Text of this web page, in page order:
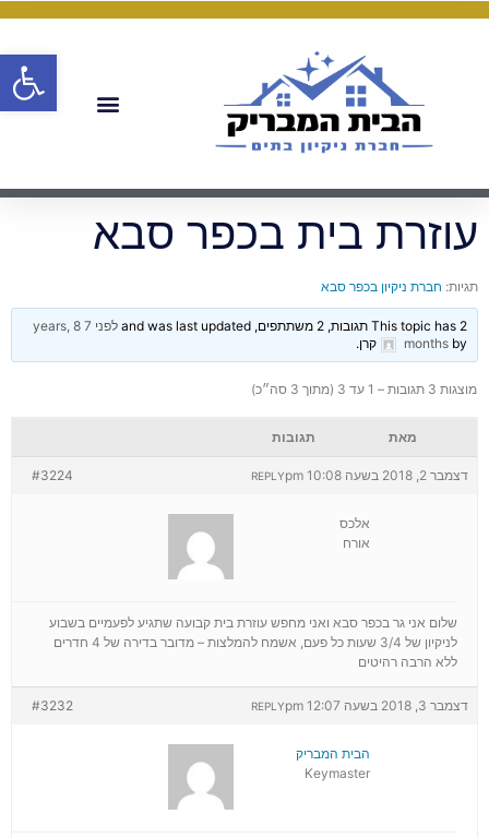
עוזרת בית בכפר סבא
תגיות: חברת ניקיון בכפר סבא
This topic has 2 תגובות, 2 משתתפים, and was last updated
לפני 7 years, 8
monthsby קרן.
מוצגות 3 תגובות – 1 עד 3 (מתוך 3 סה״כ)
מאת תגובות
דצמבר 2, 2018 בשעה 10:08 pm #3224 REPLY
אלכס
אורח
שלום אני גר בכפר סבא ואני מחפש עוזרת בית קבועה שתגיע לפעמיים בשבוע
לניקיון של 3/4 שעות כל פעם, אשמח להמלצות – מדובר בדירה של 4 חדרים
ללא הרבה רהיטים
דצמבר 3, 2018 בשעה 12:07 pm #3232 REPLY
הבית המבריק
Keymaster